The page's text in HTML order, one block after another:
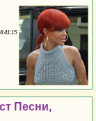
Песни,